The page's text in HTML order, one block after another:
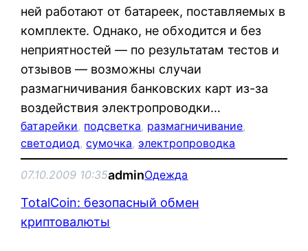
ней работают от батареек, поставляемых в
комплекте. Однако, не обходится и без
неприятностей — по результатам тестов и
отзывов — возможны случаи
размагничивания банковских карт из-за
воздействия электропроводки…
батарейки, подсветка, размагничивание
светодиод, сумочка, электропроводка
07.10.2009 10:35adminОдежда
TotalCoin: безопасный обмен
криптовалюты